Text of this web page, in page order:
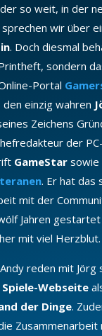
so weit, in der
wir über
. Doch diesmal
sondern
Portal
einzig wahren
Zeichens
der PC-
GameStarsowie
. Er hat das
mit der
Jahren
mit viel Herzblut.
reden mit Jörg
Webseite
der Dinge.
Zusammenarbeit